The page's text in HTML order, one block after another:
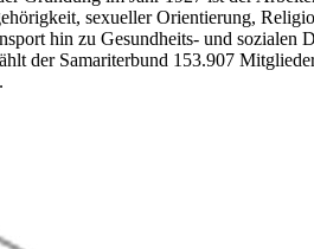
sexueller Orientierung,
hin zu Gesundheits- und
der Samariterbund 153.907